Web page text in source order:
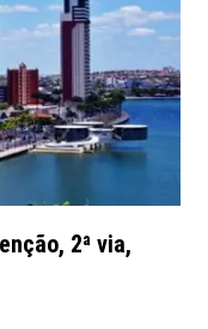
2ª via,